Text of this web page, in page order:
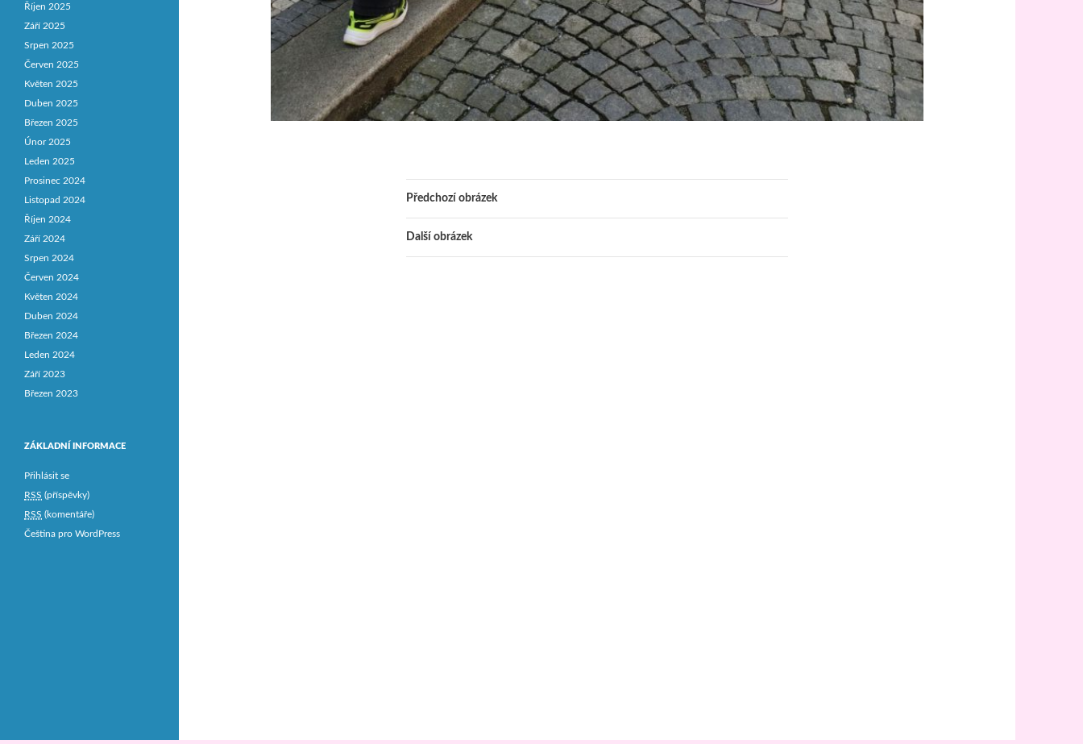
Předchozí obrázek
Další obrázek
Říjen 2025
Září 2025
Srpen 2025
Červen 2025
Květen 2025
Duben 2025
Březen 2025
Únor 2025
Leden 2025
Prosinec 2024
Listopad 2024
Říjen 2024
Září 2024
Srpen 2024
Červen 2024
Květen 2024
Duben 2024
Březen 2024
Leden 2024
Září 2023
Březen 2023
ZÁKLADNÍ INFORMACE
Přihlásit se
RSS (příspěvky)
RSS (komentáře)
Čeština pro WordPress